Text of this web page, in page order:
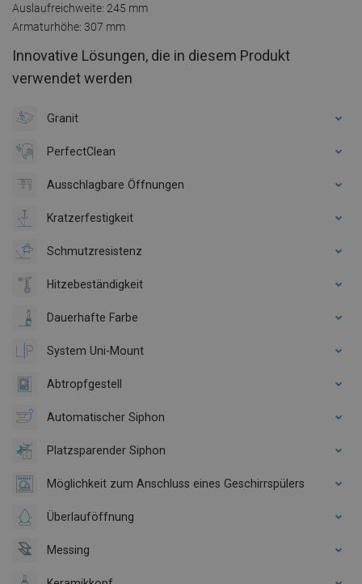
Auslaufreichweite: 245 mm
Armaturhöhe: 307 mm
Innovative Lösungen, die in diesem Produkt
verwendet werden
Granit
PerfectClean
Ausschlagbare Öffnungen
Kratzerfestigkeit
Schmutzresistenz
Hitzebeständigkeit
Dauerhafte Farbe
System Uni-Mount
Abtropfgestell
Automatischer Siphon
Platzsparender Siphon
Möglichkeit zum Anschluss eines Geschirrspülers
Überlauföffnung
Messing